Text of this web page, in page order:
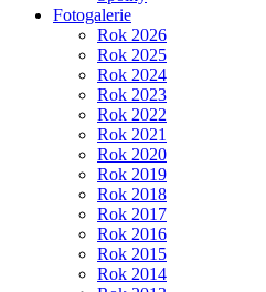
Fotogalerie
Rok 2026
Rok 2025
Rok 2024
Rok 2023
Rok 2022
Rok 2021
Rok 2020
Rok 2019
Rok 2018
Rok 2017
Rok 2016
Rok 2015
Rok 2014